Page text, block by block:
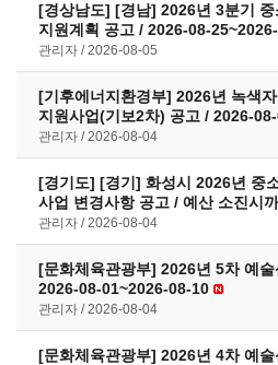
[경상남도] [경남] 2026년 3분기
지원계획 공고 / 2026-08-
관리자 2026-08-05
[기후에너지환경부] 2026년 녹색
지원사업(기보2차) 공고 / 2026-
관리자 2026-08-04
[경기도] [경기] 화성시 2026년 중
사업 변경사항 공고 / 예산 소진시까
관리자 2026-08-04
[문화체육관광부] 2026년 5차 예
2026-08-01~2026-08-10
관리자 2026-08-04
[문화체육관광부] 2026년 4차 예술